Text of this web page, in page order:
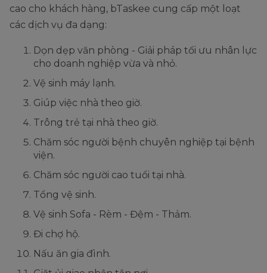
cao cho khách hàng, bTaskee cung cấp một loạt
các dịch vụ đa dạng:
Dọn dẹp văn phòng - Giải pháp tối ưu nhân lực
cho doanh nghiệp vừa và nhỏ.
Vệ sinh máy lạnh.
Giúp việc nhà theo giờ.
Trông trẻ tại nhà theo giờ.
Chăm sóc người bệnh chuyên nghiệp tại bệnh
viện.
Chăm sóc người cao tuổi tại nhà.
Tổng vệ sinh.
Vệ sinh Sofa - Rèm - Đệm - Thảm.
Đi chợ hộ.
Nấu ăn gia đình.